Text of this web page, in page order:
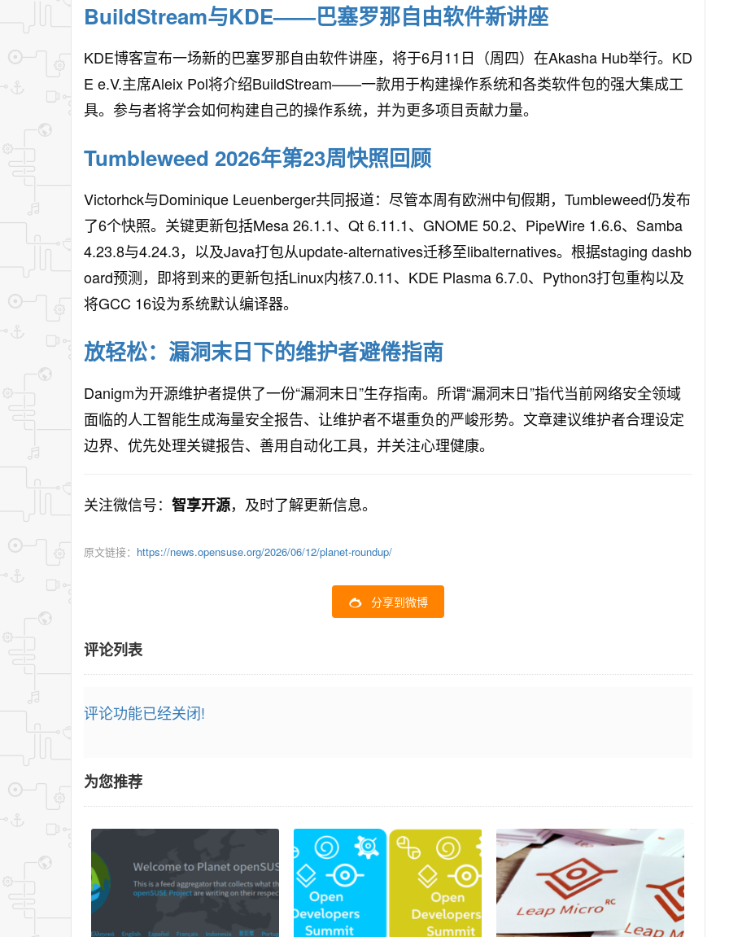
BuildStream与KDE——巴塞罗那自由软件新讲座
KDE博客宣布一场新的巴塞罗那自由软件讲座，将于6月11日（周四）在Akasha Hub举行。KD
E e.V.主席Aleix Pol将介绍BuildStream——一款用于构建操作系统和各类软件包的强大集成工
具。参与者将学会如何构建自己的操作系统，并为更多项目贡献力量。
Tumbleweed 2026年第23周快照回顾
Victorhck与Dominique Leuenberger共同报道：尽管本周有欧洲中旬假期，Tumbleweed仍发布
了6个快照。关键更新包括Mesa 26.1.1、Qt 6.11.1、GNOME 50.2、PipeWire 1.6.6、Samba
4.23.8与4.24.3，以及Java打包从update-alternatives迁移至libalternatives。根据staging dashb
oard预测，即将到来的更新包括Linux内核7.0.11、KDE Plasma 6.7.0、Python3打包重构以及
将GCC 16设为系统默认编译器。
放轻松：漏洞末日下的维护者避倦指南
Danigm为开源维护者提供了一份“漏洞末日”生存指南。所谓“漏洞末日”指代当前网络安全领域
面临的人工智能生成海量安全报告、让维护者不堪重负的严峻形势。文章建议维护者合理设定
边界、优先处理关键报告、善用自动化工具，并关注心理健康。
关注微信号： 智享开源，及时了解更新信息。
原文链接： https://news.opensuse.org/2026/06/12/planet-roundup/
分享到微博
评论列表
评论功能已经关闭!
为您推荐